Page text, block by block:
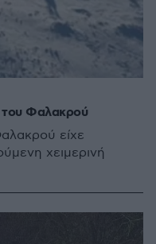
του Φαλακρού
είχε
χειμερινή